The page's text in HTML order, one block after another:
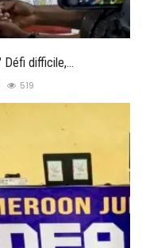
Défi difficile,...
519